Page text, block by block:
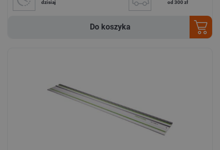
dzisiaj od 300 zł
Do koszyka